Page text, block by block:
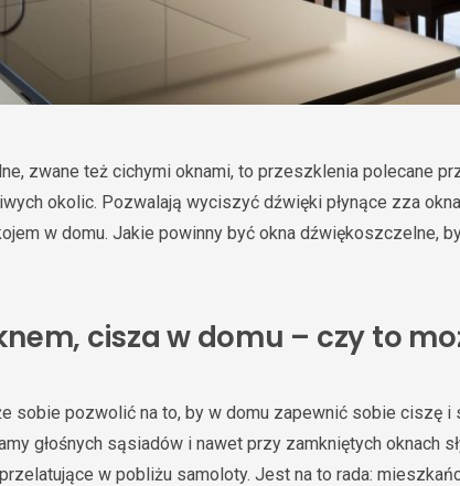
zwane też cichymi oknami, to przeszklenia polecane
okolic. Pozwalają wyciszyć dźwięki płynące zza
w domu. Jakie powinny być okna dźwiękoszczelne, by
cisza w domu – czy to
sobie pozwolić na to, by w domu zapewnić sobie ciszę i
głośnych sąsiadów i nawet przy zamkniętych oknach
w pobliżu samoloty. Jest na to rada: